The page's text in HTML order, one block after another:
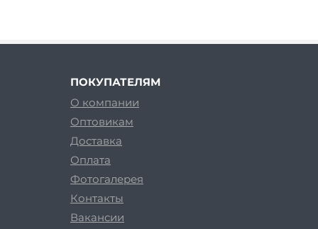
ПОКУПАТЕЛЯМ
О компании
Оптовикам
Доставка
Оплата
Фотогалерея
Контакты
Вакансии